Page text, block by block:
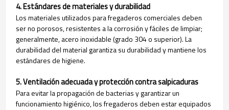
4. Estándares de materiales y durabilidad
Los materiales utilizados para fregaderos comerciales deben
ser no porosos, resistentes a la corrosión y fáciles de limpiar;
generalmente, acero inoxidable (grado 304 o superior). La
durabilidad del material garantiza su durabilidad y mantiene los
estándares de higiene.
5. Ventilación adecuada y protección contra salpicaduras
Para evitar la propagación de bacterias y garantizar un
funcionamiento higiénico, los fregaderos deben estar equipados